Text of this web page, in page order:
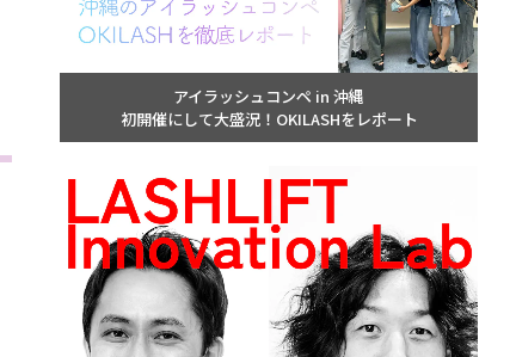
アイラッシュコンペ in 沖縄
初開催にして大盛況！OKILASHをレポート